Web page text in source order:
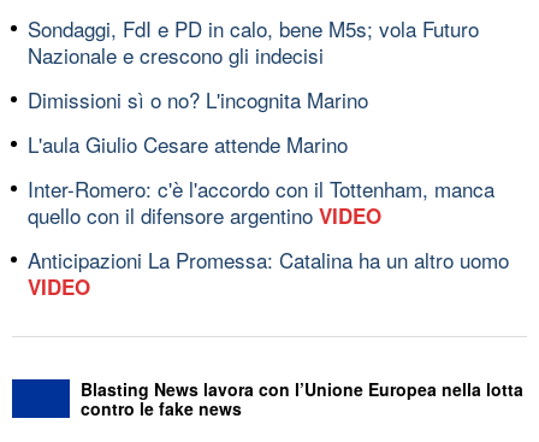
Sondaggi, FdI e PD in calo, bene M5s; vola Futuro
Nazionale e crescono gli indecisi
Dimissioni sì o no? L'incognita Marino
L'aula Giulio Cesare attende Marino
Inter-Romero: c'è l'accordo con il Tottenham, manca
quello con il difensore argentino VIDEO
Anticipazioni La Promessa: Catalina ha un altro uomo
VIDEO
Blasting News lavora con l’Unione Europea nella lotta
contro le fake news